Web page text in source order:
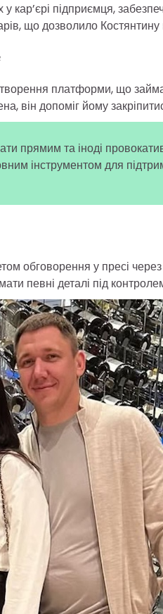
підприємця,
що дозволило
платформи, що
він допоміг йому
прямим та іноді
інструментом для
обговорення у пресі
певні деталі під